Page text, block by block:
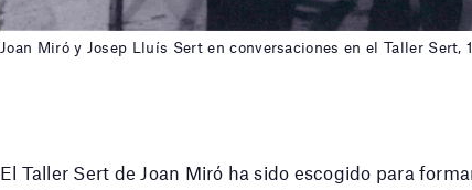
Joan Miró y Josep Lluís Sert en conversaciones en el Taller Sert,
El Taller Sert de Joan Miró ha sido escogido para